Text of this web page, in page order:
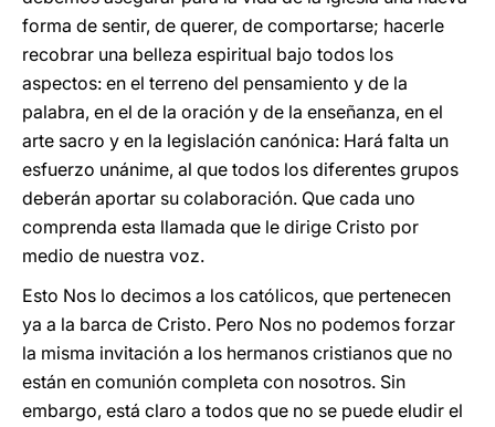
forma de sentir, de querer, de comportarse; hacerle
recobrar una belleza espiritual bajo todos los
aspectos: en el terreno del pensamiento y de la
palabra, en el de la oración y de la enseñanza, en el
arte sacro y en la legislación canónica: Hará falta un
esfuerzo unánime, al que todos los diferentes grupos
deberán aportar su colaboración. Que cada uno
comprenda esta llamada que le dirige Cristo por
medio de nuestra voz.
Esto Nos lo decimos a los católicos, que pertenecen
ya a la barca de Cristo. Pero Nos no podemos forzar
la misma invitación a los hermanos cristianos que no
están en comunión completa con nosotros. Sin
embargo, está claro a todos que no se puede eludir el